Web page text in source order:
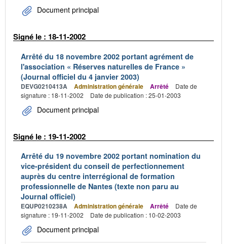
Document principal
Signé le : 18-11-2002
Arrêté du 18 novembre 2002 portant agrément de
l'association « Réserves naturelles de France »
(Journal officiel du 4 janvier 2003)
DEVG0210413A Administration générale Arrêté
Date de
signature : 18-11-2002
Date de publication : 25-01-2003
Document principal
Signé le : 19-11-2002
Arrêté du 19 novembre 2002 portant nomination du
vice-président du conseil de perfectionnement
auprès du centre interrégional de formation
professionnelle de Nantes (texte non paru au
Journal officiel)
EQUP0210238A Administration générale Arrêté
Date de
signature : 19-11-2002
Date de publication : 10-02-2003
Document principal